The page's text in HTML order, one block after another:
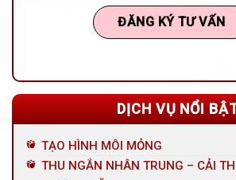
DỊCH VỤ NỔI
TẠO HÌNH MÔI MỎNG
THU NGẮN NHÂN TRUNG – CẢI